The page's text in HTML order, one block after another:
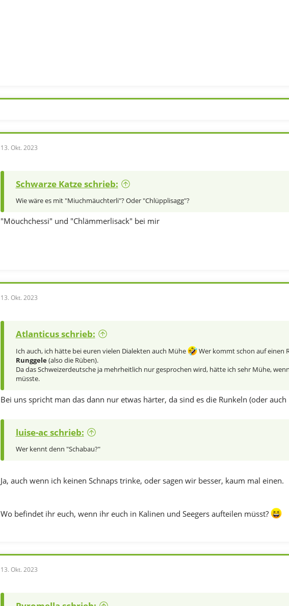
13. Okt. 2023
Schwarze Katze schrieb:
Wie wäre es mit "Miuchmäuchterli"? Oder "Chlüpplisagg"?
"Möuchchessi" und "Chlämmerlisack" bei mir
13. Okt. 2023
Atlanticus schrieb:
Ich auch, ich hätte bei euren vielen Dialekten auch Mühe
Wer kommt schon auf einen
Runggele(also die Rüben).
Da das Schweizerdeutsche ja mehrheitlich nur gesprochen wird, hätte ich sehr Mühe,
müsste.
Bei uns spricht man das dann nur etwas härter, da sind es die Runkeln (oder auch
luise-ac schrieb:
Wer kennt denn "Schabau?"
Ja, auch wenn ich keinen Schnaps trinke, oder sagen wir besser, kaum mal einen.
Wo befindet ihr euch, wenn ihr euch in Kalinen und Seegers aufteilen müsst?
13. Okt. 2023